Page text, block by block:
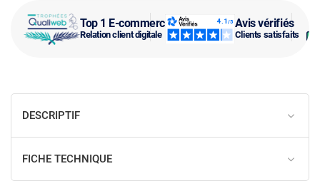
Top 1 E-commerce
Relation client digitale
Avis vérifiés
Clients satisfaits
DESCRIPTIF
FICHE TECHNIQUE